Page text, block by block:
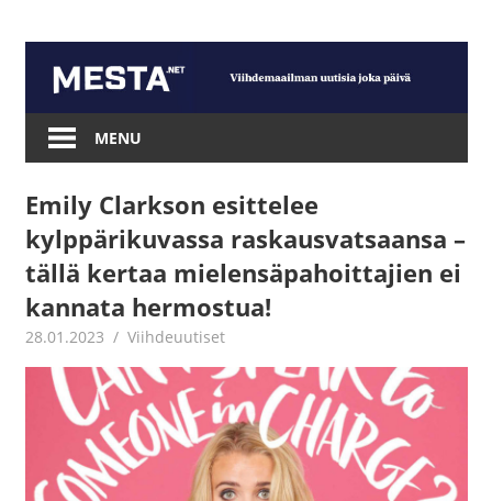
content
Mesta.net
MENU
Emily Clarkson esittelee
kylppärikuvassa raskausvatsaansa –
tällä kertaa mielensäpahoittajien ei
kannata hermostua!
28.01.2023 Juha Kaunisto
Viihdeuutiset